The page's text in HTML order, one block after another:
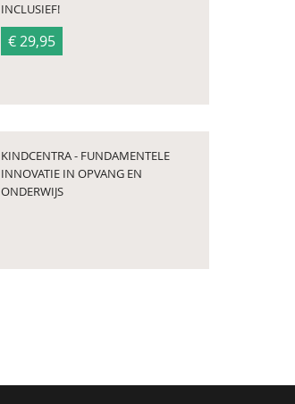
INCLUSIEF!
€ 29,95
KINDCENTRA - FUNDAMENTELE
INNOVATIE IN OPVANG EN
ONDERWIJS